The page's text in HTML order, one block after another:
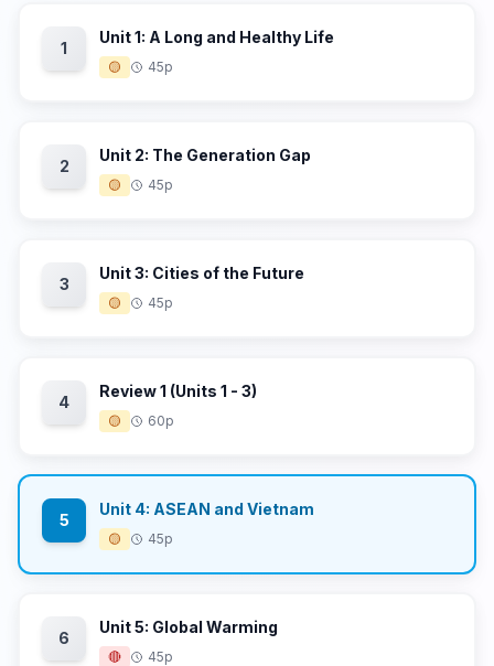
1
Unit 1: A Long and Healthy Life
🟡 45p
2
Unit 2: The Generation Gap
🟡 45p
3
Unit 3: Cities of the Future
🟡 45p
4
Review 1 (Units 1 - 3)
🟡 60p
5
Unit 4: ASEAN and Vietnam
🟡 45p
6
Unit 5: Global Warming
🔴 45p